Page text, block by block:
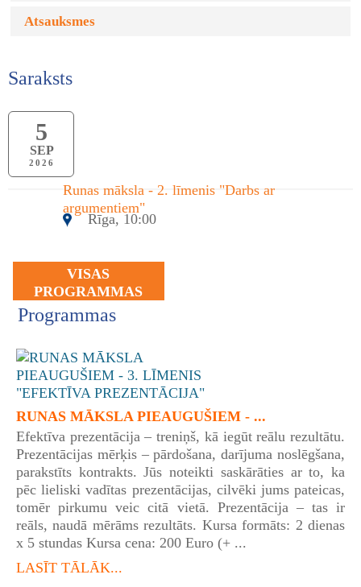
Atsauksmes
Saraksts
5
SEP
2026
Runas māksla - 2. līmenis "Darbs ar
argumentiem"
Rīga, 10:00
VISAS
PROGRAMMAS
Programmas
RUNAS MĀKSLA PIEAUGUŠIEM - ...
Efektīva prezentācija – treniņš, kā iegūt reālu rezultātu.
Prezentācijas mērķis – pārdošana, darījuma noslēgšana,
parakstīts kontrakts. Jūs noteikti saskārāties ar to, ka
pēc lieliski vadītas prezentācijas, cilvēki jums pateicas,
tomēr pirkumu veic citā vietā. Prezentācija – tas ir
reāls, naudā mērāms rezultāts. Kursa formāts: 2 dienas
x 5 stundas Kursa cena: 200 Euro (+ ...
LASĪT TĀLĀK...